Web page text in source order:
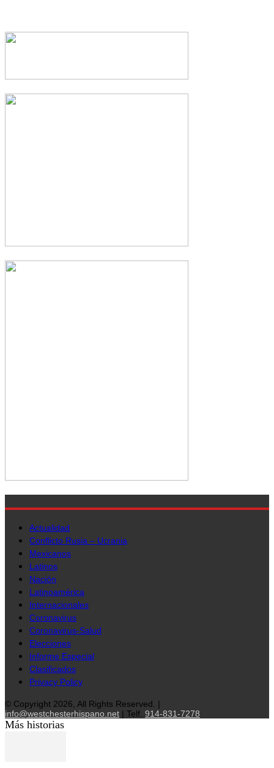
Actualidad
Conflicto Rusia – Ucrania
Mexicanos
Latinos
Nación
Latinoamérica
Internacionales
Coronavirus
Coronavirus-Salud
Elecciones
Informe Especial
Clasificados
Privacy Policy
© Copyright 2026, All Rights Reserved. |
info@westchesterhispano.net | Telf. 914-831-7278
Más historias